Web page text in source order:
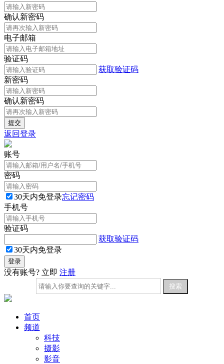
确认新密码
电子邮箱
验证码
获取验证码
新密码
确认新密码
返回登录
账号
密码
30天内免登录忘记密码
手机号
验证码
获取验证码
30天内免登录
没有账号? 立即 注册
首页
频道
科技
摄影
影音